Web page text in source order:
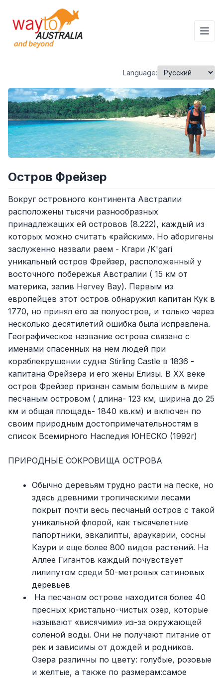
Language:
Остров Фрейзер
Вокруг островного континента Австралии
расположены тысячи разнообразных
принадлежащих ей островов (8.222), каждый из
которых можно считать «райским». Но аборигены
заслуженно назвали раем - Кгари /K'gari
уникальный остров Фрейзер, расположенный у
восточного побережья Австралии ( 15 км от
материка, залив Hervey Bay). Первым из
европейцев этот остров обнаружил капитан Кук в
1770, но принял его за полуостров, и только через
несколько десятилетий ошибка была исправлена.
Географическое название острова связано с
именами спасенных на нем людей при
кораблекрушении судна Stirling Castle в 1836 -
капитана Фрейзера и его жены Елизы. В ХХ веке
остров Фрейзер признан самым большим в мире
песчаным островом ( длина- 123 км, ширина до 25
км и общая площадь- 1840 кв.км) и включен по
своим природным достопримечательностям в
список Всемирного Наследия ЮНЕСКО (1992г)
ПРИРОДНЫЕ СОКРОВИЩА ОСТРОВА
Обычно деревьям трудно расти на песке, но
здесь древними тропическими лесами
покрыт почти весь песчаный остров с такой
уникальной флорой, как тысячелетние
папортники, эвкалипты, араукарии, сосны
Каури и еще более 800 видов растений. На
Аллее Гигантов каждый почувствует
лилипутом среди 50-метровых сатиновых
деревьев
На песчаном острове находится более 40
пресных кристально-чистых озер, которые
называют «висячими» из-за окружающей
соленой воды. Они не получают питание от
рек и зависимы от дождей и родников.
Озера различны по цвету: голубые, розовые
и желтые, а также по размерам:самое